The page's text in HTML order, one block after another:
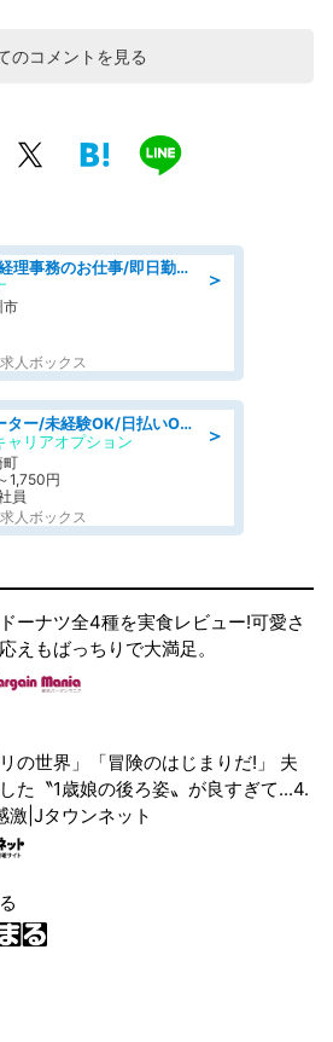
のコメントを見る
＞
経理/病院での経理事務のお仕事/即日勤務可/車通勤可/経理/一般事務
市
人ボックス
＞
マシンオペレーター/未経験OK/日払いOK/寮完備/交替制/20・30・40代活躍中
ャリアオプション
町
1,750円
員
人ボックス
ーナツ全4種を実食レビュー!可愛さ
えもばっちりで大満足。
リの世界」「冒険のはじまりだ!」 夫
た〝1歳娘の後ろ姿〟が良すぎて...4.
激|Jタウンネット